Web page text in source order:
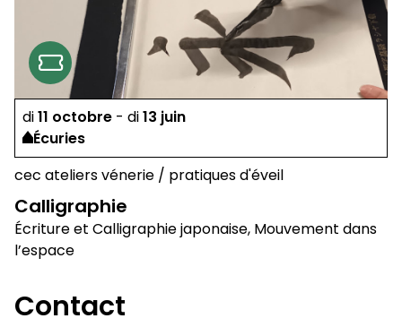
di11 octobre - di13 juin
Écuries
cec ateliers vénerie / pratiques d'éveil
Calligraphie
Écriture et Calligraphie japonaise, Mouvement dans
l’espace
Contact